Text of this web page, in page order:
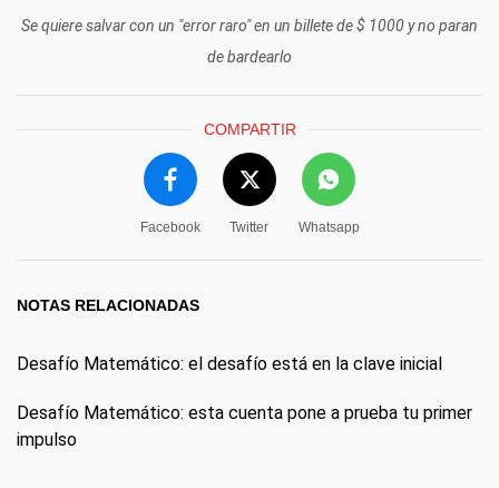
Se quiere salvar con un "error raro" en un billete de $ 1000 y no paran
de bardearlo
COMPARTIR
Facebook Twitter Whatsapp
NOTAS RELACIONADAS
Desafío Matemático: el desafío está en la clave inicial
Desafío Matemático: esta cuenta pone a prueba tu primer
impulso